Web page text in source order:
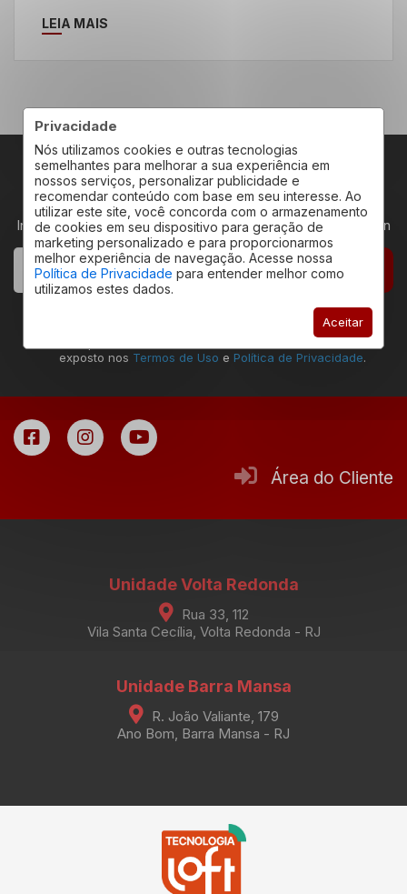
Privacidade
Nós utilizamos cookies e outras tecnologias
semelhantes para melhorar a sua experiência em
nossos serviços, personalizar publicidade e
recomendar conteúdo com base em seu interesse. Ao
utilizar este site, você concorda com o armazenamento
de cookies em seu dispositivo para geração de
marketing personalizado e para proporcionarmos
melhor experiência de navegação. Acesse nossa
Política de Privacidade para entender melhor como
utilizamos estes dados.
Aceitar
LEIA MAIS
RECEBA NOVIDADES
Insira seu email abaixo para receber novidades da Redeplan
CADASTRAR
Declaro estar ciente que a ação de envio deste
formulário permite que eu seja contatado pela
exposto nos Termos de Uso e Política de Privacidade.
Área do Cliente
Unidade Volta Redonda
Rua 33, 112
Vila Santa Cecília, Volta Redonda - RJ
Unidade Barra Mansa
R. João Valiante, 179
Ano Bom, Barra Mansa - RJ